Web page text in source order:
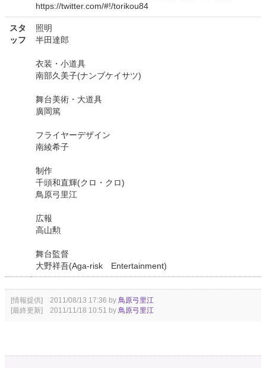
https://twitter.com/#!/torikou84
スタ
ッフ
照明
半田達郎
衣装・小道具
南部久美子(ナンブケイサツ)
舞台美術・大道具
廣岡篤
フライヤーデザイン
南綾希子
制作
千頭和直輝(クロ・クロ)
鳥原弓里江
広報
高山勲
舞台監督
大野祥吾(Aga-risk Entertainment)
[情報提供] 2011/08/13 17:36 by 鳥原弓里江
[最終更新] 2011/11/18 10:51 by 鳥原弓里江